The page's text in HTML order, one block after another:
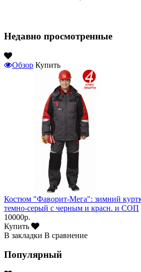
Недавно просмотренные
Обзор Купить
Костюм "Фаворит-Мега": зимний
темно-серый с черным и красн. и СОП
10000р.
Купить
В закладки В сравнение
Популярный